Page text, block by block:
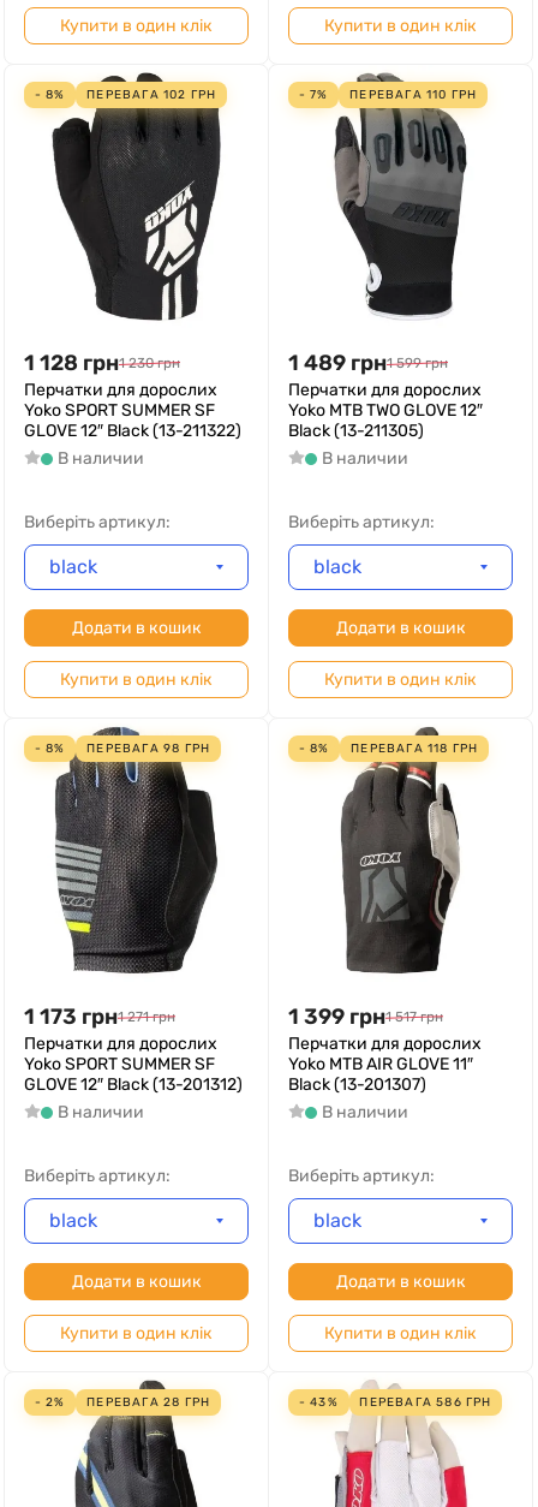
Купити в один клік Купити в один клік
- 8% ПЕРЕВАГА102 ГРН
1 128 грн1 230 грн
Перчатки для дорослих
Yoko SPORT SUMMER SF
GLOVE 12″ Black (13-211322)
В наличии
Виберіть артикул:
black
Додати в кошик
Купити в один клік
- 7% ПЕРЕВАГА110 ГРН
1 489 грн1 599 грн
Перчатки для дорослих
Yoko MTB TWO GLOVE 12″
Black (13-211305)
В наличии
Виберіть артикул:
black
Додати в кошик
Купити в один клік
- 8% ПЕРЕВАГА98 ГРН
1 173 грн1 271 грн
Перчатки для дорослих
Yoko SPORT SUMMER SF
GLOVE 12″ Black (13-201312)
В наличии
Виберіть артикул:
black
Додати в кошик
Купити в один клік
- 8% ПЕРЕВАГА118 ГРН
1 399 грн1 517 грн
Перчатки для дорослих
Yoko MTB AIR GLOVE 11″
Black (13-201307)
В наличии
Виберіть артикул:
black
Додати в кошик
Купити в один клік
- 2% ПЕРЕВАГА28 ГРН - 43% ПЕРЕВАГА586 ГРН